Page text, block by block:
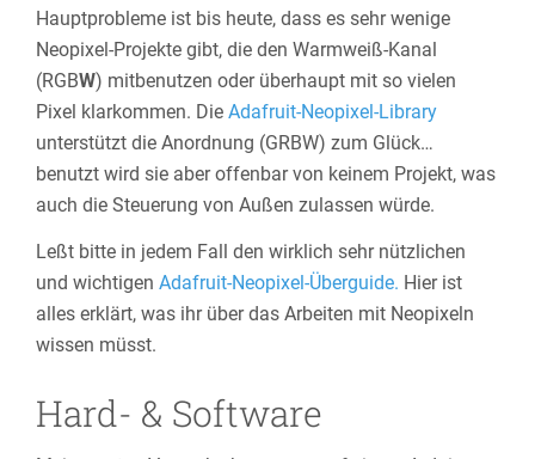
Hauptprobleme ist bis heute, dass es sehr wenige
Neopixel-Projekte gibt, die den Warmweiß-Kanal
(RGBW) mitbenutzen oder überhaupt mit so vielen
Pixel klarkommen. Die Adafruit-Neopixel-Library
unterstützt die Anordnung (GRBW) zum Glück…
benutzt wird sie aber offenbar von keinem Projekt, was
auch die Steuerung von Außen zulassen würde.
Leßt bitte in jedem Fall den wirklich sehr nützlichen
und wichtigen Adafruit-Neopixel-Überguide. Hier ist
alles erklärt, was ihr über das Arbeiten mit Neopixeln
wissen müsst.
Hard- & Software